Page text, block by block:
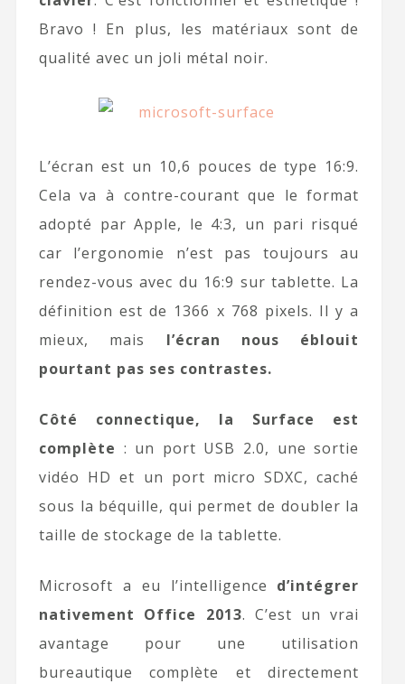
Bravo ! En plus, les matériaux sont de
qualité avec un joli métal noir.
L’écran est un 10,6 pouces de type 16:9.
Cela va à contre-courant que le format
adopté par Apple, le 4:3, un pari risqué
car l’ergonomie n’est pas toujours au
rendez-vous avec du 16:9 sur tablette. La
définition est de 1366 x 768 pixels. Il y a
mieux, mais l’écran nous éblouit
pourtant pas ses contrastes.
Côté connectique, la Surface est
complète : un port USB 2.0, une sortie
vidéo HD et un port micro SDXC, caché
sous la béquille, qui permet de doubler la
taille de stockage de la tablette.
Microsoft a eu l’intelligence d’intégrer
nativement Office 2013. C’est un vrai
avantage pour une utilisation
bureautique complète et directement